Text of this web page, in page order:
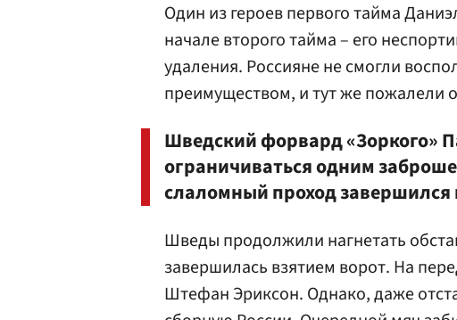
Один из героев первого тайма
начале второго тайма – его
удаления. Россияне не смогли
преимуществом, и тут же пожалели
Шведский форвард «Зоркого»
ограничиваться одним
слаломный проход
Шведы продолжили нагнетать
завершилась взятием ворот. На
Штефан Эриксон. Однако, даже